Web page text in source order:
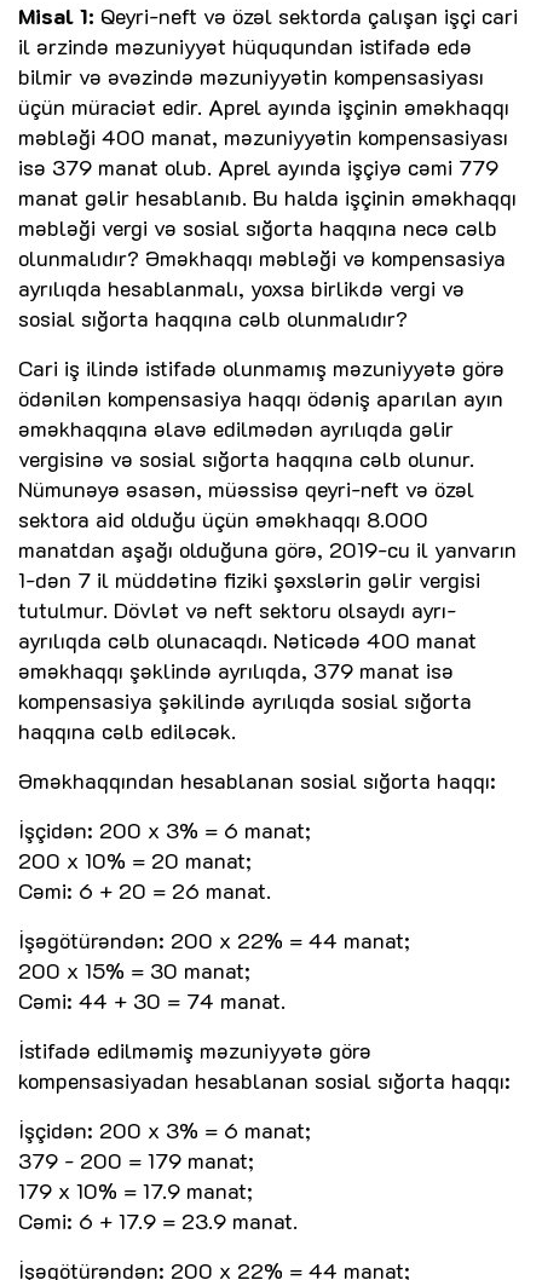
Misal 1: Qeyri-neft və özəl sektorda çalışan işçi cari
il ərzində məzuniyyət hüququndan istifadə edə
bilmir və əvəzində məzuniyyətin kompensasiyası
üçün müraciət edir. Aprel ayında işçinin əməkhaqqı
məbləği 400 manat, məzuniyyətin kompensasiyası
isə 379 manat olub. Aprel ayında işçiyə cəmi 779
manat gəlir hesablanıb. Bu halda işçinin əməkhaqqı
məbləği vergi və sosial sığorta haqqına necə cəlb
olunmalıdır? Əməkhaqqı məbləği və kompensasiya
ayrılıqda hesablanmalı, yoxsa birlikdə vergi və
sosial sığorta haqqına cəlb olunmalıdır?
Cari iş ilində istifadə olunmamış məzuniyyətə görə
ödənilən kompensasiya haqqı ödəniş aparılan ayın
əməkhaqqına əlavə edilmədən ayrılıqda gəlir
vergisinə və sosial sığorta haqqına cəlb olunur.
Nümunəyə əsasən, müəssisə qeyri-neft və özəl
sektora aid olduğu üçün əməkhaqqı 8.000
manatdan aşağı olduğuna görə, 2019-cu il yanvarın
1-dən 7 il müddətinə fiziki şəxslərin gəlir vergisi
tutulmur. Dövlət və neft sektoru olsaydı ayrı-
ayrılıqda cəlb olunacaqdı. Nəticədə 400 manat
əməkhaqqı şəklində ayrılıqda, 379 manat isə
kompensasiya şəkilində ayrılıqda sosial sığorta
haqqına cəlb ediləcək.
Əməkhaqqından hesablanan sosial sığorta haqqı:
İşçidən: 200 x 3% = 6 manat;
200 x 10% = 20 manat;
Cəmi: 6 + 20 = 26 manat.
İşəgötürəndən: 200 x 22% = 44 manat;
200 x 15% = 30 manat;
Cəmi: 44 + 30 = 74 manat.
İstifadə edilməmiş məzuniyyətə görə
kompensasiyadan hesablanan sosial sığorta haqqı:
İşçidən: 200 x 3% = 6 manat;
379 - 200 = 179 manat;
179 x 10% = 17.9 manat;
Cəmi: 6 + 17.9 = 23.9 manat.
İşəgötürəndən: 200 x 22% = 44 manat;